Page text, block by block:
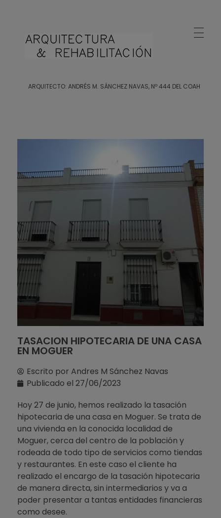
ARQUITECTO: ANDRÉS M. SÁNCHEZ NAVAS, Nº 444 DEL COAH
TASACION HIPOTECARIA DE UNA CASA
EN MOGUER
Escrito por Andres M Sánchez Navas
Publicado el 27/06/2023
Hoy 27 de junio, hemos realizado la tasación
hipotecaria de una casa en Moguer. Se trata de
una vivienda en la conocida localidad de
Moguer, cerca del centro de la población y
rodeada de todo tipo de servicios como tiendas
y restaurantes. En este caso el cliente ha
realizado el encargo de la tasación hipotecaria
de manera directa, sin intermediarios y va a
poder presentar a tantas entidades financieras
como desee.